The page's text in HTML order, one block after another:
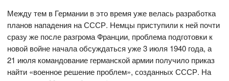
Между тем в Германии в это время уже велась разработка
планов нападения на СССР. Немцы приступили к ней почти
сразу же после разгрома Франции, проблема подготовки к
новой войне начала обсуждаться уже 3 июля 1940 года, а
21 июля командование германской армии получило приказ
найти «военное решение проблем», созданных СССР. На